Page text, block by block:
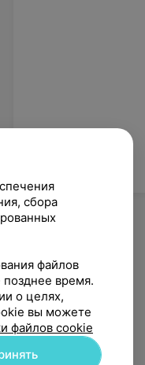
сбора
файлов
позднее время.
о целях,
вы можете
файлов cookie